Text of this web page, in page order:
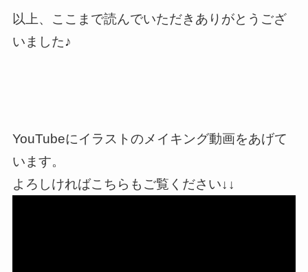
以上、ここまで読んでいただきありがとうござ
いました♪
YouTubeにイラストのメイキング動画をあげて
います。
よろしければこちらもご覧ください↓↓